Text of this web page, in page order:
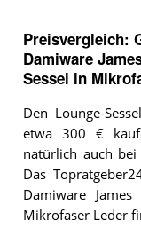
Preisvergleich:
Damiware
Sessel in
Den Lounge-
etwa 300 €
natürlich auch
Das
Damiware James
Mikrofaser Leder